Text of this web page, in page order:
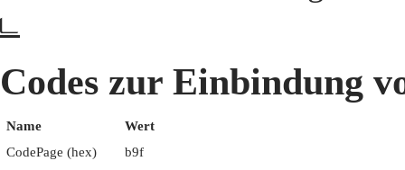
ட
Codes zur Einbindung
Name
Wert
CodePage (hex)
b9f